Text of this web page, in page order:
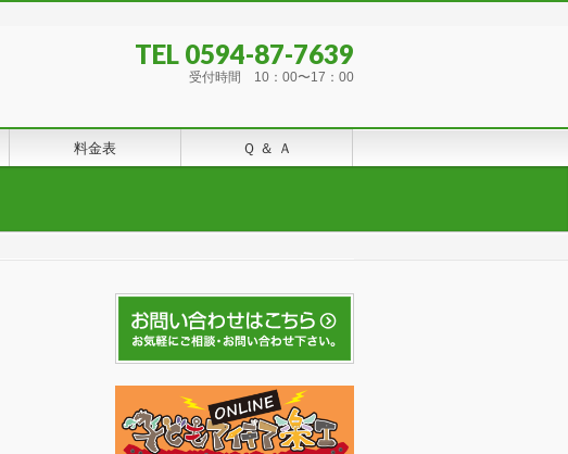
TEL 0594-87-7639
受付時間 10：00〜17：00
料金表 Ｑ ＆ Ａ